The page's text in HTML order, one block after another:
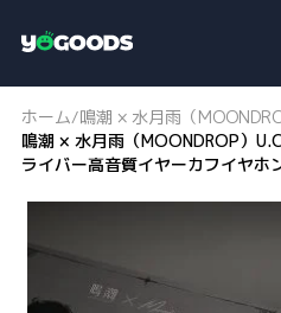
o
g
o
o
d
ホーム/鳴潮 × 水月雨（
鳴潮 × 水月雨（MOONDROP）
ライバー高音質イヤーカフイヤホ